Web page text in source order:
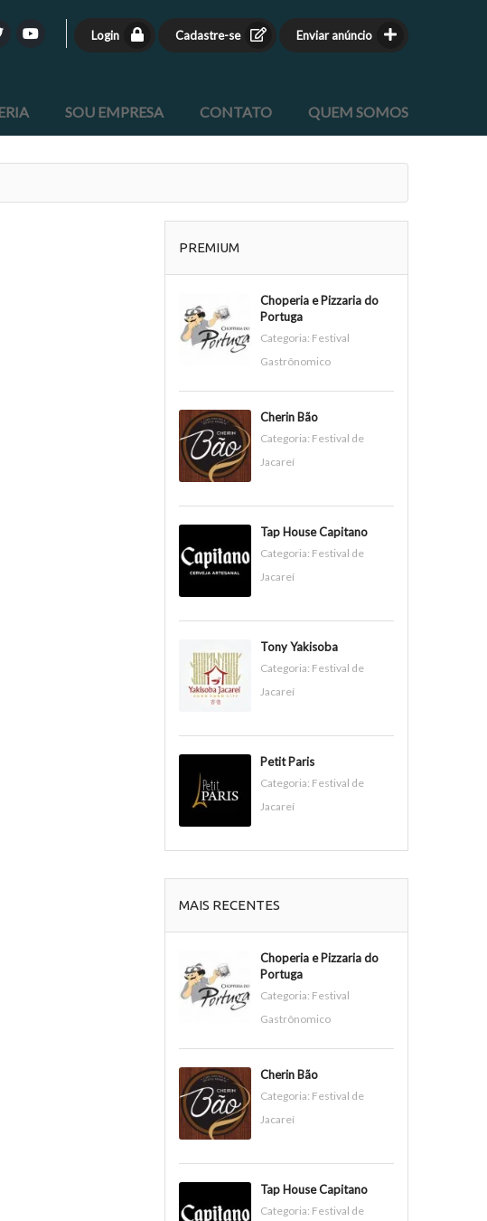
Login Cadastre-se Enviar anúncio
SOU EMPRESA CONTATO QUEM SOMOS
PREMIUM
Choperia e Pizzaria do
Portuga
Categoria: Festival
Gastrônomico
Cherin Bão
Categoria: Festival de
Jacareí
Tap House Capitano
Categoria: Festival de
Jacareí
Tony Yakisoba
Categoria: Festival de
Jacareí
Petit Paris
Categoria: Festival de
Jacareí
MAIS RECENTES
Choperia e Pizzaria do
Portuga
Categoria: Festival
Gastrônomico
Cherin Bão
Categoria: Festival de
Jacareí
Tap House Capitano
Categoria: Festival de